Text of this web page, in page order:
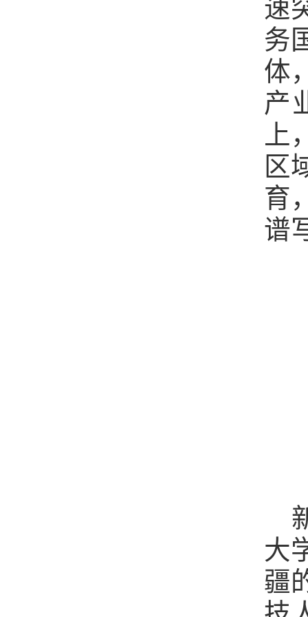
速
务
体
产
区
育
谱
大
疆